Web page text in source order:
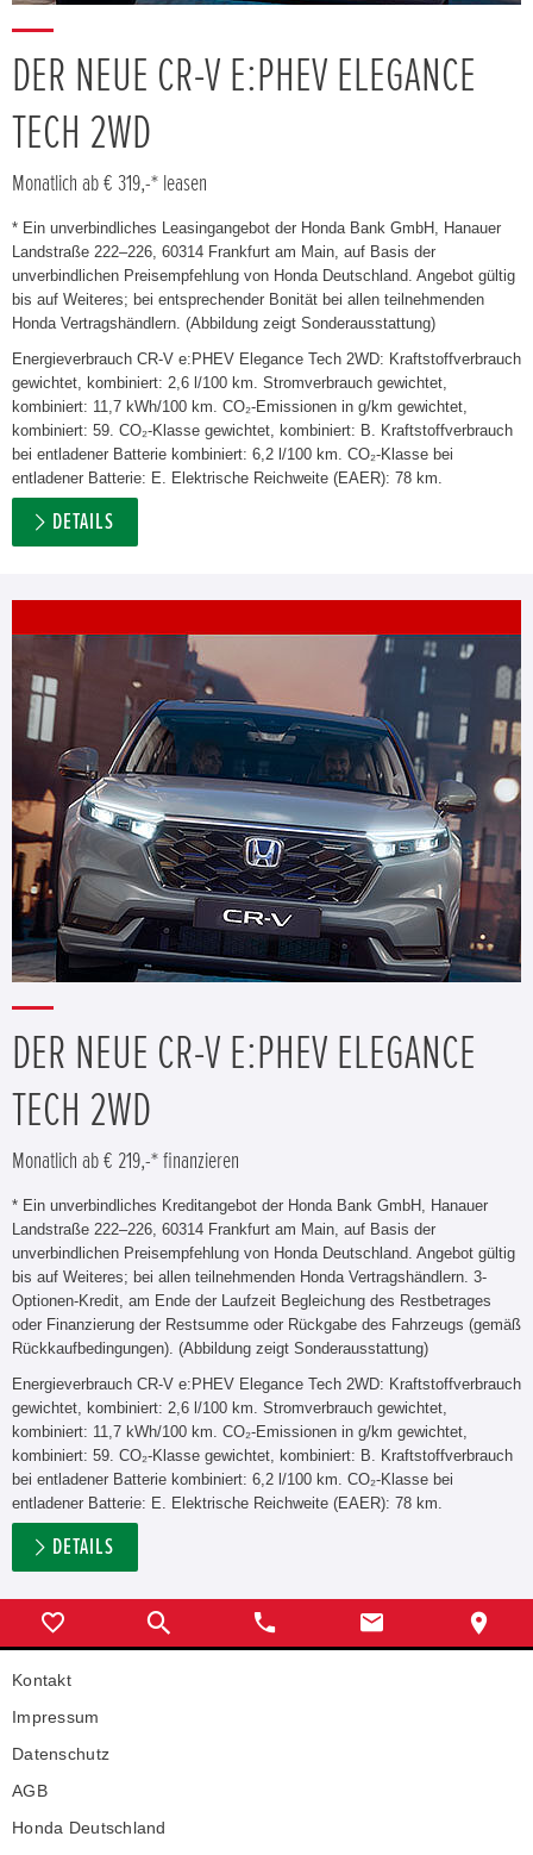
DER NEUE CR-V E:PHEV ELEGANCE
TECH 2WD
Monatlich ab € 319,-* leasen
* Ein unverbindliches Leasingangebot der Honda Bank GmbH, Hanauer
Landstraße 222–226, 60314 Frankfurt am Main, auf Basis der
unverbindlichen Preisempfehlung von Honda Deutschland. Angebot gültig
bis auf Weiteres; bei entsprechender Bonität bei allen teilnehmenden
Honda Vertragshändlern. (Abbildung zeigt Sonderausstattung)
Energieverbrauch CR-V e:PHEV Elegance Tech 2WD: Kraftstoffverbrauch
gewichtet, kombiniert: 2,6 l/100 km. Stromverbrauch gewichtet,
kombiniert: 11,7 kWh/100 km. CO₂-Emissionen in g/km gewichtet,
kombiniert: 59. CO₂-Klasse gewichtet, kombiniert: B. Kraftstoffverbrauch
bei entladener Batterie kombiniert: 6,2 l/100 km. CO₂-Klasse bei
entladener Batterie: E. Elektrische Reichweite (EAER): 78 km.
DETAILS
DER NEUE CR-V E:PHEV ELEGANCE
TECH 2WD
Monatlich ab € 219,-* finanzieren
* Ein unverbindliches Kreditangebot der Honda Bank GmbH, Hanauer
Landstraße 222–226, 60314 Frankfurt am Main, auf Basis der
unverbindlichen Preisempfehlung von Honda Deutschland. Angebot gültig
bis auf Weiteres; bei allen teilnehmenden Honda Vertragshändlern. 3-
Optionen-Kredit, am Ende der Laufzeit Begleichung des Restbetrages
oder Finanzierung der Restsumme oder Rückgabe des Fahrzeugs (gemäß
Rückkaufbedingungen). (Abbildung zeigt Sonderausstattung)
Energieverbrauch CR-V e:PHEV Elegance Tech 2WD: Kraftstoffverbrauch
gewichtet, kombiniert: 2,6 l/100 km. Stromverbrauch gewichtet,
kombiniert: 11,7 kWh/100 km. CO₂-Emissionen in g/km gewichtet,
kombiniert: 59. CO₂-Klasse gewichtet, kombiniert: B. Kraftstoffverbrauch
bei entladener Batterie kombiniert: 6,2 l/100 km. CO₂-Klasse bei
entladener Batterie: E. Elektrische Reichweite (EAER): 78 km.
DETAILS
Kontakt
Impressum
Datenschutz
AGB
Honda Deutschland